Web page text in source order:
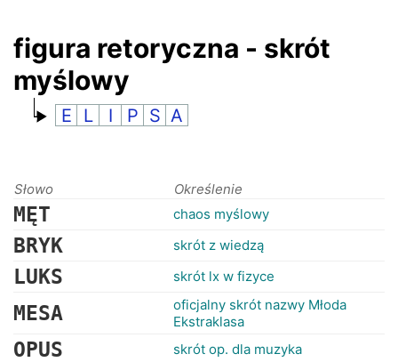
figura retoryczna - skrót
myślowy
E L I P S A
Słowo Określenie
MĘT chaos myślowy
BRYK skrót z wiedzą
LUKS skrót lx w fizyce
MESA
oficjalny skrót nazwy Młoda
Ekstraklasa
OPUS skrót op. dla muzyka